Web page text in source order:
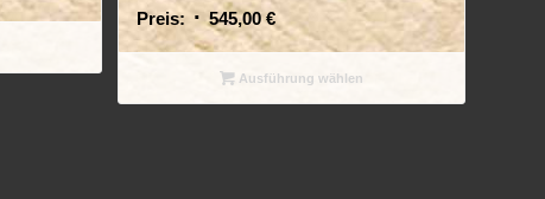
Preis:
545,00€
Ausführung wählen